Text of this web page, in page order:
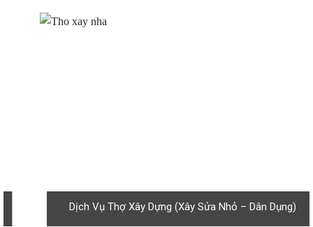
Dịch Vụ Thợ Xây Dựng (Xây Sửa Nhỏ – Dân Dụng)